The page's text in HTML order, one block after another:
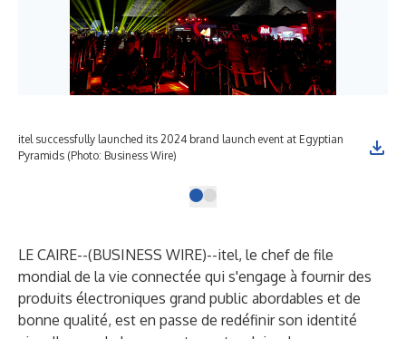
itel successfully launched its 2024 brand launch event at Egyptian
Pyramids (Photo: Business Wire)
LE CAIRE--(BUSINESS WIRE)--itel, le chef de file
mondial de la vie connectée qui s'engage à fournir des
produits électroniques grand public abordables et de
bonne qualité, est en passe de redéfinir son identité